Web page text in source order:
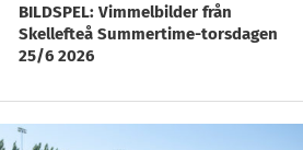
BILDSPEL: Vimmelbilder från
Skellefteå Summertime-torsdagen
25/6 2026